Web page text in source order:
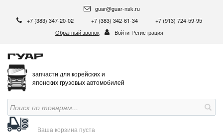
guar@guar-nsk.ru
+7 (383) 347-20-02
+7 (383) 342-61-34
+7 (913) 724-59-95
Обратный звонок
Войти Регистрация
запчасти для корейских и
японских грузовых автомобилей
Ваша корзина пуста